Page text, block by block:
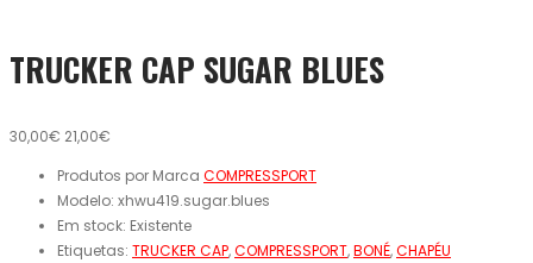
TRUCKER CAP SUGAR BLUES
30,00€ 21,00€
Produtos por Marca COMPRESSPORT
Modelo: xhwu419.sugar.blues
Em stock: Existente
Etiquetas: TRUCKER CAP,COMPRESSPORT,BONÉ,CHAPÉU